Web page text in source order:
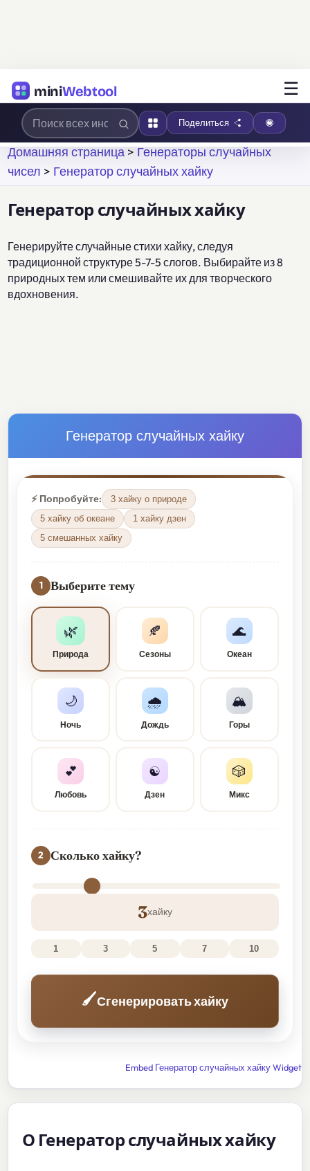
miniWebtool ☰
Поделиться
Домашняя страница>Генераторы случайных
чисел > Генератор случайных хайку
Генератор случайных хайку
Генерируйте случайные стихи хайку, следуя
традиционной структуре 5-7-5 слогов. Выбирайте из 8
природных тем или смешивайте их для творческого
вдохновения.
Генератор случайных хайку
⚡ Попробуйте:
3 хайку о природе
5 хайку об океане
1 хайку дзен
5 смешанных хайку
1 Выберите тему
🌿
Природа
🍂
Сезоны
🌊
Океан
🌙
Ночь
🌧️
Дождь
🏔️
Горы
💕
Любовь
☯
Дзен
🎲
Микс
2 Сколько хайку?
3хайку
1 3 5 7 10
🖌️Сгенерировать хайку
Embed Генератор случайных хайку Widget
О Генератор случайных хайку